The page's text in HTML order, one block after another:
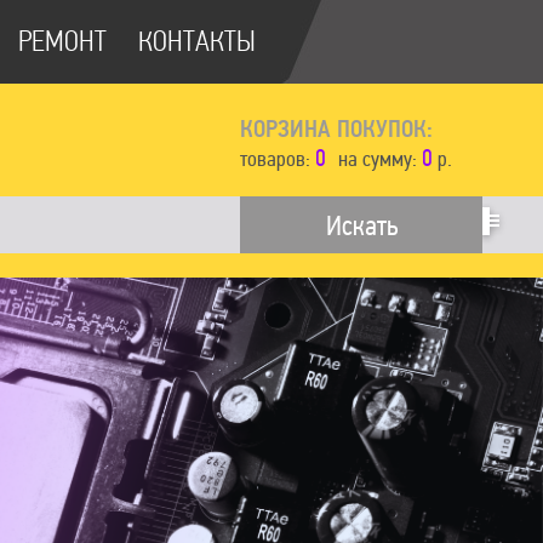
РЕМОНТ КОНТАКТЫ
КОРЗИНА ПОКУПОК:
товаров: 0 на сумму: 0 р.
Искать